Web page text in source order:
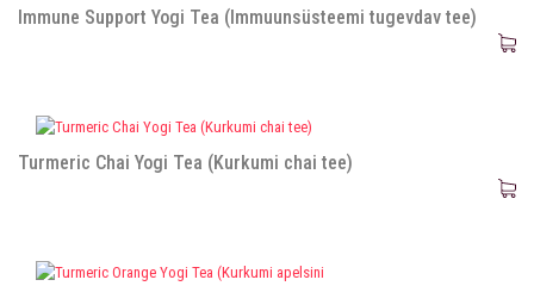
Immune Support Yogi Tea (Immuunsüsteemi tugevdav tee)
Turmeric Chai Yogi Tea (Kurkumi chai tee)